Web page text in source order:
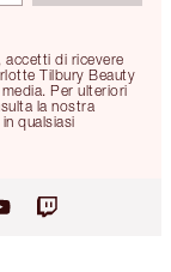
accetti di ricevere
Tilbury Beauty
Per ulteriori
la nostra
qualsiasi